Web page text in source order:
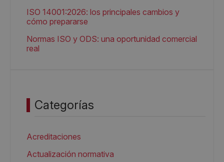
ISO 14001:2026: los principales cambios y
cómo prepararse
Normas ISO y ODS: una oportunidad comercial
real
Categorías
Acreditaciones
Actualización normativa